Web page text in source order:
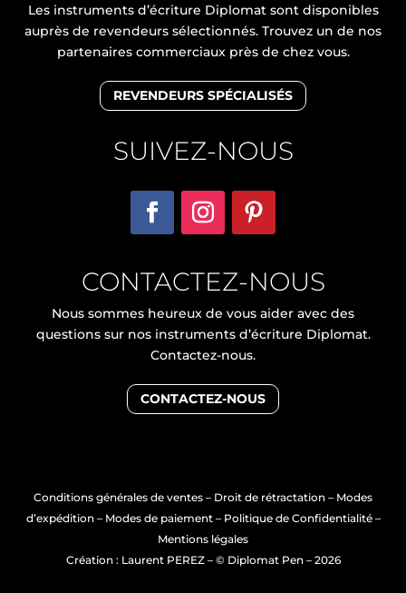
Les instruments d’écriture Diplomat sont disponibles
auprès de revendeurs sélectionnés. Trouvez un de nos
partenaires commerciaux près de chez vous.
REVENDEURS SPÉCIALISÉS
SUIVEZ-NOUS
CONTACTEZ-NOUS
Nous sommes heureux de vous aider avec des
questions sur nos instruments d’écriture Diplomat.
Contactez-nous.
CONTACTEZ-NOUS
Conditions générales de ventes – Droit de rétractation – Modes
d’expédition– Modes de paiement– Politique de Confidentialité–
Mentions légales
Création : Laurent PEREZ– © Diplomat Pen – 2026